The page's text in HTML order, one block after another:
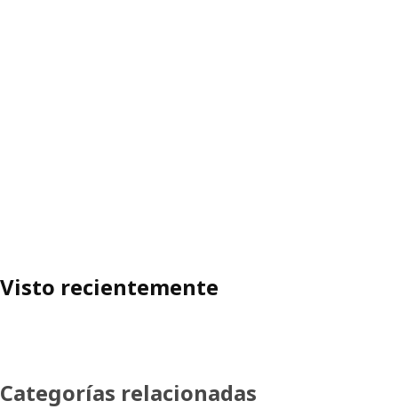
Visto recientemente
Categorías relacionadas